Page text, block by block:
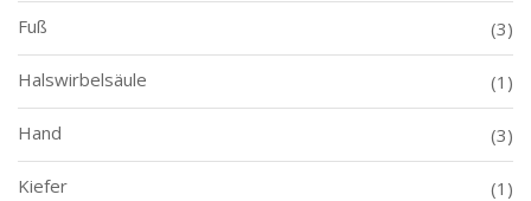
Fuß (3)
Halswirbelsäule (1)
Hand (3)
Kiefer (1)